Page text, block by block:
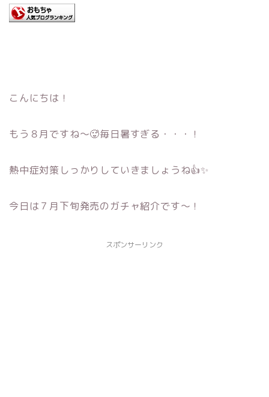
こんにちは！
もう８月ですね～🥵毎日暑すぎる・・・！
熱中症対策しっかりしていきましょうね👍✨
今日は７月下旬発売のガチャ紹介です～！
スポンサーリンク